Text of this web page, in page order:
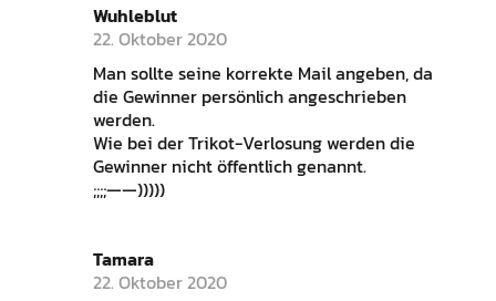
Wuhleblut
22. Oktober 2020
Man sollte seine korrekte Mail angeben, da
die Gewinner persönlich angeschrieben
werden.
Wie bei der Trikot-Verlosung werden die
Gewinner nicht öffentlich genannt.
;;;;——)))))
Tamara
22. Oktober 2020